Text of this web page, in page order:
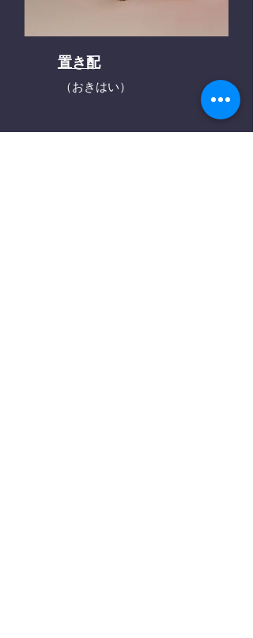
置き配
（おきはい）